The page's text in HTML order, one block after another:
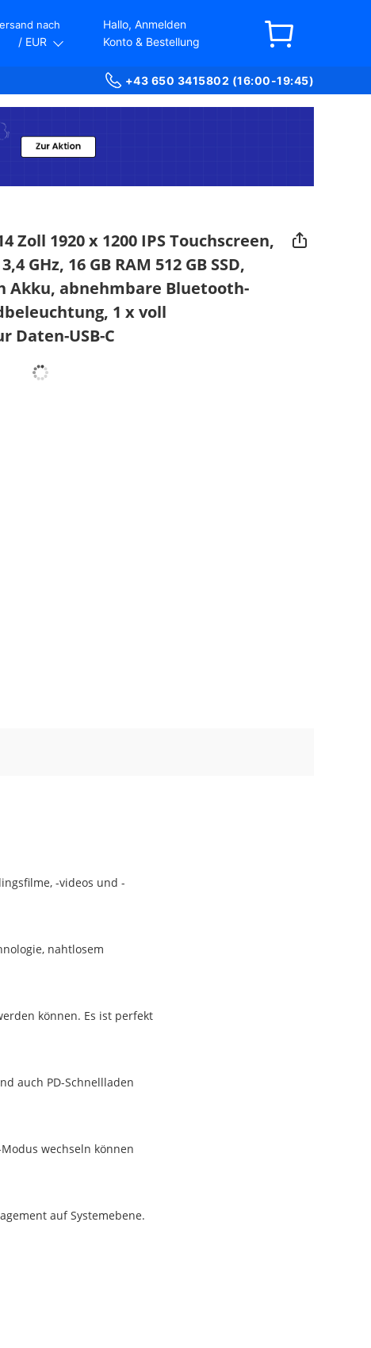
nach
/ EUR
Hallo, Anmelden
Konto & Bestellung
+43 650 3415802 (16:00-19:45)
Zoll 1920 x 1200 IPS Touchscreen,
GHz, 16 GB RAM 512 GB SSD,
Akku, abnehmbare Bluetooth-
1 x voll
Daten-USB-C
-videos und -
nahtlosem
können. Es ist perfekt
auch PD-Schnellladen
wechseln können
auf Systemebene.